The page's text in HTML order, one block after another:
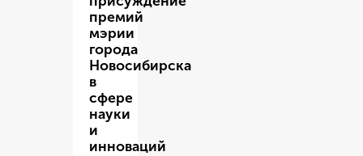
премий
мэрии
города
Новосибирска
в
сфере
науки
и
инноваций